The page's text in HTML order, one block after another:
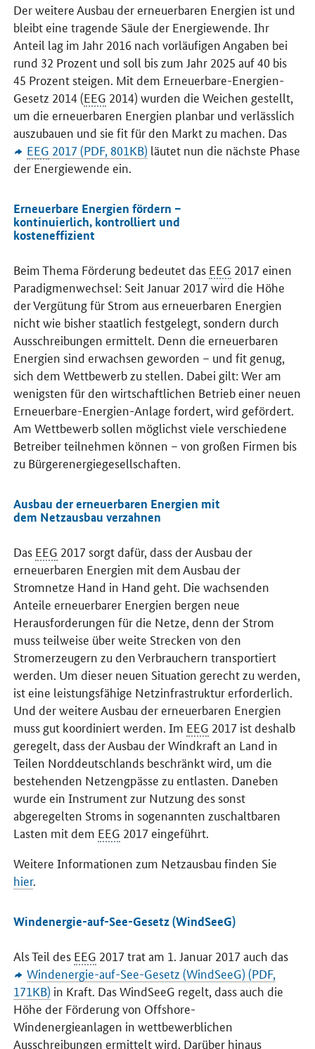
Der weitere Ausbau der erneuerbaren Energien ist und
bleibt eine tragende Säule der Energiewende. Ihr
Anteil lag im Jahr 2016 nach vorläufigen Angaben bei
rund 32 Prozent und soll bis zum Jahr 2025 auf 40 bis
45 Prozent steigen. Mit dem Erneuerbare-Energien-
Gesetz 2014 (EEG 2014) wurden die Weichen gestellt,
um die erneuerbaren Energien planbar und verlässlich
auszubauen und sie fit für den Markt zu machen. Das
EEG 2017 (PDF, 801KB) läutet nun die nächste Phase
der Energiewende ein.
Erneuerbare Energien fördern –
kontinuierlich, kontrolliert und
kosteneffizient
Beim Thema Förderung bedeutet das EEG 2017 einen
Paradigmenwechsel: Seit Januar 2017 wird die Höhe
der Vergütung für Strom aus erneuerbaren Energien
nicht wie bisher staatlich festgelegt, sondern durch
Ausschreibungen ermittelt. Denn die erneuerbaren
Energien sind erwachsen geworden – und fit genug,
sich dem Wettbewerb zu stellen. Dabei gilt: Wer am
wenigsten für den wirtschaftlichen Betrieb einer neuen
Erneuerbare-Energien-Anlage fordert, wird gefördert.
Am Wettbewerb sollen möglichst viele verschiedene
Betreiber teilnehmen können – von großen Firmen bis
zu Bürgerenergiegesellschaften.
Ausbau der erneuerbaren Energien mit
dem Netzausbau verzahnen
Das EEG 2017 sorgt dafür, dass der Ausbau der
erneuerbaren Energien mit dem Ausbau der
Stromnetze Hand in Hand geht. Die wachsenden
Anteile erneuerbarer Energien bergen neue
Herausforderungen für die Netze, denn der Strom
muss teilweise über weite Strecken von den
Stromerzeugern zu den Verbrauchern transportiert
werden. Um dieser neuen Situation gerecht zu werden,
ist eine leistungsfähige Netzinfrastruktur erforderlich.
Und der weitere Ausbau der erneuerbaren Energien
muss gut koordiniert werden. Im EEG 2017 ist deshalb
geregelt, dass der Ausbau der Windkraft an Land in
Teilen Norddeutschlands beschränkt wird, um die
bestehenden Netzengpässe zu entlasten. Daneben
wurde ein Instrument zur Nutzung des sonst
abgeregelten Stroms in sogenannten zuschaltbaren
Lasten mit dem EEG 2017 eingeführt.
Weitere Informationen zum Netzausbau finden Sie
hier.
Windenergie-auf-See-Gesetz (WindSeeG)
Als Teil des EEG 2017 trat am 1. Januar 2017 auch das
Windenergie-auf-See-Gesetz (WindSeeG) (PDF,
171KB) in Kraft. Das WindSeeG regelt, dass auch die
Höhe der Förderung von Offshore-
Windenergieanlagen in wettbewerblichen
Ausschreibungen ermittelt wird. Darüber hinaus